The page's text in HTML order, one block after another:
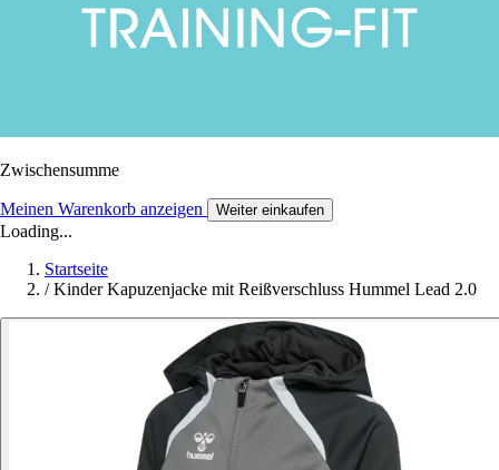
Zwischensumme
Meinen Warenkorb anzeigen Weiter einkaufen
Loading...
Startseite
/ Kinder Kapuzenjacke mit Reißverschluss Hummel Lead 2.0